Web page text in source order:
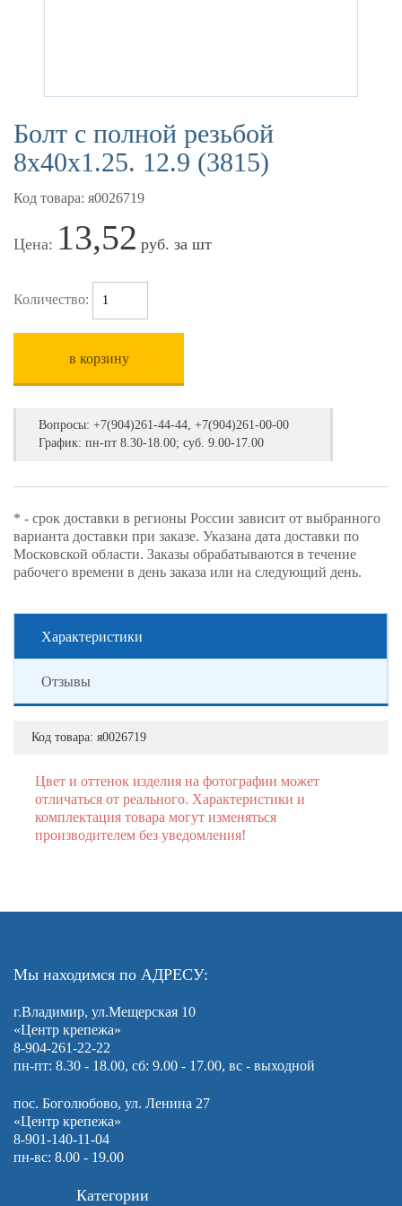
Болт с полной резьбой
8х40х1.25. 12.9 (3815)
Код товара: я0026719
Цена: 13,52 руб. за шт
Количество:
в корзину
Вопросы: +7(904)261-44-44, +7(904)261-00-00
График: пн-пт 8.30-18.00; суб. 9.00-17.00
* - срок доставки в регионы России зависит от выбранного
варианта доставки при заказе. Указана дата доставки по
Московской области. Заказы обрабатываются в течение
рабочего времени в день заказа или на следующий день.
Характеристики
Отзывы
Код товара: я0026719
Цвет и оттенок изделия на фотографии может
отличаться от реального. Характеристики и
комплектация товара могут изменяться
производителем без уведомления!
Мы находимся по АДРЕСУ:
г.Владимир, ул.Мещерская 10
«Центр крепежа»
8-904-261-22-22
пн-пт: 8.30 - 18.00, сб: 9.00 - 17.00, вс - выходной
пос. Боголюбово, ул. Ленина 27
«Центр крепежа»
8-901-140-11-04
пн-вс: 8.00 - 19.00
Категории